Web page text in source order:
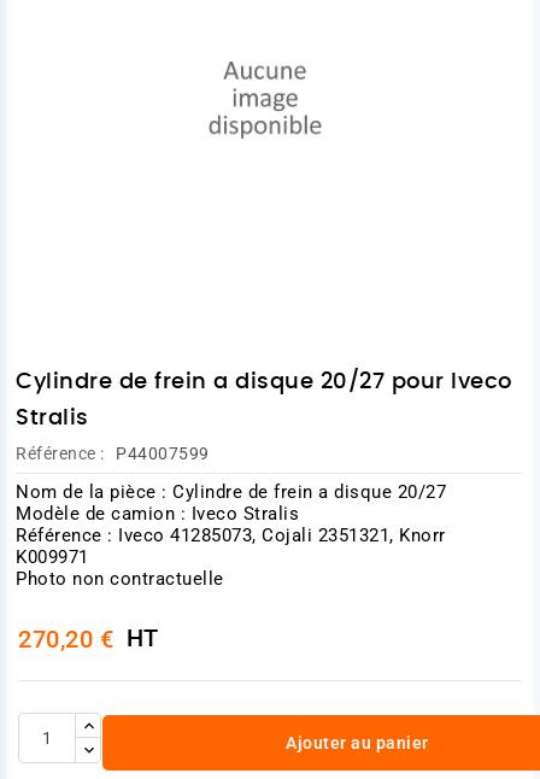
Cylindre de frein a disque 20/27 pour Iveco
Stralis
Référence : P44007599
Nom de la pièce : Cylindre de frein a disque 20/27
Modèle de camion : Iveco Stralis
Référence : Iveco 41285073, Cojali 2351321, Knorr
K009971
Photo non contractuelle
270,20 € HT
Ajouter au panier